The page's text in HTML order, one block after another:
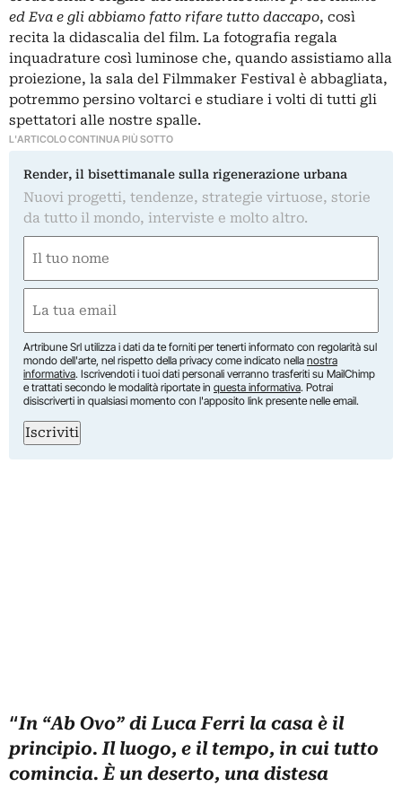
ed Eva e gli abbiamo fatto rifare tutto daccapo, così
recita la didascalia del film. La fotografia regala
inquadrature così luminose che, quando assistiamo alla
proiezione, la sala del Filmmaker Festival è abbagliata,
potremmo persino voltarci e studiare i volti di tutti gli
spettatori alle nostre spalle.
L'ARTICOLO CONTINUA PIÙ SOTTO
Render, il bisettimanale sulla rigenerazione urbana
Nuovi progetti, tendenze, strategie virtuose, storie
da tutto il mondo, interviste e molto altro.
(Obbligatorio)
Nome
(Obbligatorio)
Artribune Srl utilizza i dati da te forniti per tenerti informato con regolarità sul
mondo dell'arte, nel rispetto della privacy come indicato nella nostra
informativa. Iscrivendoti i tuoi dati personali verranno trasferiti su MailChimp
e trattati secondo le modalità riportate in questa informativa. Potrai
disiscriverti in qualsiasi momento con l'apposito link presente nelle email.
Iscriviti
“In “Ab Ovo” di Luca Ferri la casa è il
principio. Il luogo, e il tempo, in cui tutto
comincia. È un deserto, una distesa